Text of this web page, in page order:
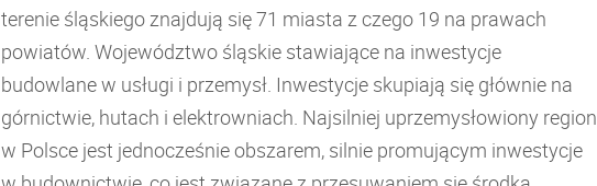
terenie śląskiego znajdują się 71 miasta z czego 19 na prawach
powiatów. Województwo śląskie stawiające na inwestycje
budowlane w usługi i przemysł. Inwestycje skupiają się głównie na
górnictwie, hutach i elektrowniach. Najsilniej uprzemysłowiony region
w Polsce jest jednocześnie obszarem, silnie promującym inwestycje